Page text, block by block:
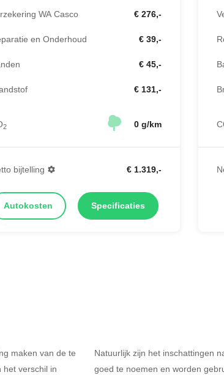
WA Casco € 276,-
en Onderhoud € 39,-
€ 45,-
€ 131,-
2 0 g/km
bijtelling € 1.319,-
Autokosten Specificaties
maken van de te
verschil in
Natuurlijk zijn het inschattingen
goed te noemen en worden